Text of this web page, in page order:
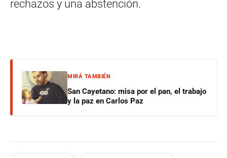
rechazos y una abstención.
MIRÁ TAMBIÉN
San Cayetano: misa por el pan, el trabajo
y la paz en Carlos Paz